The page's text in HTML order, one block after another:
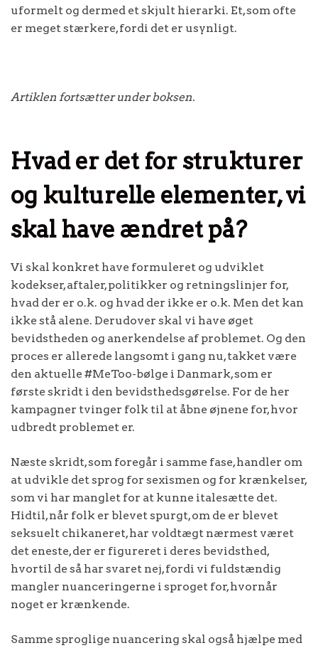
uformelt og dermed et skjult hierarki. Et, som ofte
er meget stærkere, fordi det er usynligt.
Artiklen fortsætter under boksen.
Hvad er det for strukturer
og kulturelle elementer, vi
skal have ændret på?
Vi skal konkret have formuleret og udviklet
kodekser, aftaler, politikker og retningslinjer for,
hvad der er o.k. og hvad der ikke er o.k. Men det kan
ikke stå alene. Derudover skal vi have øget
bevidstheden og anerkendelse af problemet. Og den
proces er allerede langsomt i gang nu, takket være
den aktuelle #MeToo-bølge i Danmark, som er
første skridt i den bevidsthedsgørelse. For de her
kampagner tvinger folk til at åbne øjnene for, hvor
udbredt problemet er.
Næste skridt, som foregår i samme fase, handler om
at udvikle det sprog for sexismen og for krænkelser,
som vi har manglet for at kunne italesætte det.
Hidtil, når folk er blevet spurgt, om de er blevet
seksuelt chikaneret, har voldtægt nærmest været
det eneste, der er figureret i deres bevidsthed,
hvortil de så har svaret nej, fordi vi fuldstændig
mangler nuanceringerne i sproget for, hvornår
noget er krænkende.
Samme sproglige nuancering skal også hjælpe med